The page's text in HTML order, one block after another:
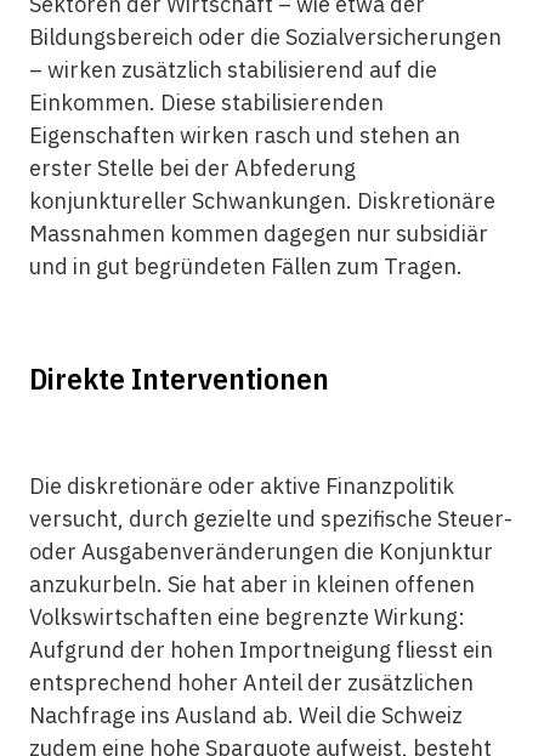
Bildungsbereich oder die Sozialversicherungen
– wirken zusätzlich stabilisierend auf die
Einkommen. Diese stabilisierenden
Eigenschaften wirken rasch und stehen an
erster Stelle bei der Abfederung
konjunktureller Schwankungen. Diskretionäre
Massnahmen kommen dagegen nur subsidiär
und in gut begründeten Fällen zum Tragen.
Direkte Interventionen
Die diskretionäre oder aktive Finanzpolitik
versucht, durch gezielte und spezifische Steuer-
oder Ausgabenveränderungen die Konjunktur
anzukurbeln. Sie hat aber in kleinen offenen
Volkswirtschaften eine begrenzte Wirkung:
Aufgrund der hohen Importneigung fliesst ein
entsprechend hoher Anteil der zusätzlichen
Nachfrage ins Ausland ab. Weil die Schweiz
zudem eine hohe Sparquote aufweist, besteht